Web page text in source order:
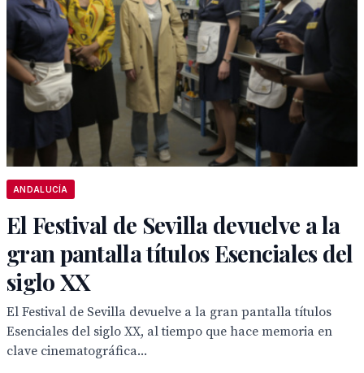
ANDALUCÍA
El Festival de Sevilla devuelve a la
gran pantalla títulos Esenciales del
siglo XX
El Festival de Sevilla devuelve a la gran pantalla títulos
Esenciales del siglo XX, al tiempo que hace memoria en
clave cinematográfica...